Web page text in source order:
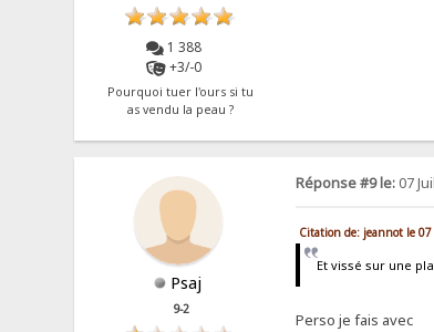
1 388
+3/-0
Pourquoi tuer l'ours si tu
as vendu la peau ?
Psaj
9-2
Réponse #9 le:07
Citation de: jeannot le
Et vissé sur une
Perso je fais avec